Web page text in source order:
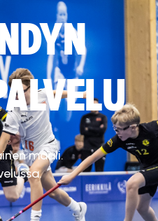
maali.